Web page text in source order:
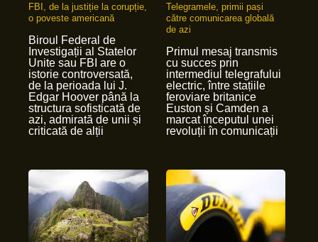
FBI, de la justiție la corupție,
o poveste americană
Biroul Federal de
Investigații al Statelor
Unite sau FBI are o
istorie controversată,
de la perioada lui J.
Edgar Hoover până la
structura sofisticată de
azi, admirată de unii și
criticată de alții
Telegramele, primii pași
către comunicarea globală
de azi
Primul mesaj transmis
cu succes prin
intermediul telegrafului
electric, între stațiile
feroviare britanice
Euston și Camden a
marcat începutul unei
revoluții în comunicații